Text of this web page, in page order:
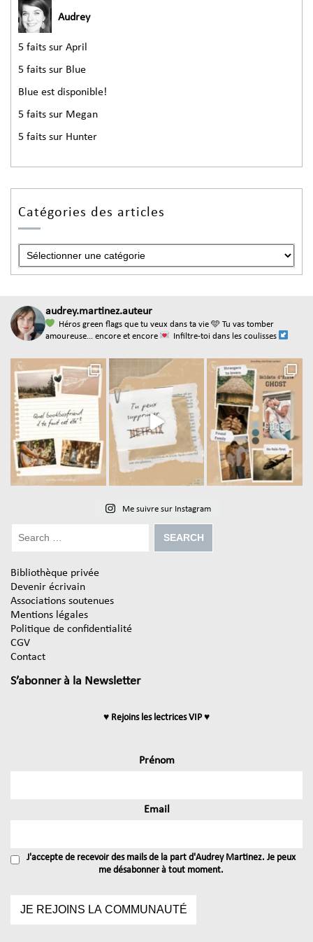
Audrey
5 faits sur April
5 faits sur Blue
Blue est disponible!
5 faits sur Megan
5 faits sur Hunter
Catégories des articles
audrey.martinez.auteur
Héros green flags que tu veux dans ta vie 🩵 Tu vas tomber
amoureuse... encore et encore
Infiltre-toi dans les coulisses
Me suivre sur Instagram
Bibliothèque privée
Devenir écrivain
Associations soutenues
Mentions légales
Politique de confidentialité
CGV
Contact
S’abonner à la Newsletter
♥ Rejoins les lectrices VIP ♥
Prénom
Email
J'accepte de recevoir des mails de la part d'Audrey Martinez. Je peux
me désabonner à tout moment.